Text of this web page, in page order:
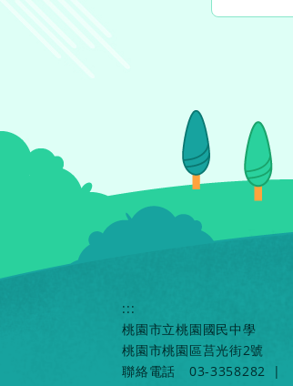
:::
桃園市立桃園國民中學
桃園市桃園區莒光街2號
聯絡電話
03-3358282
|